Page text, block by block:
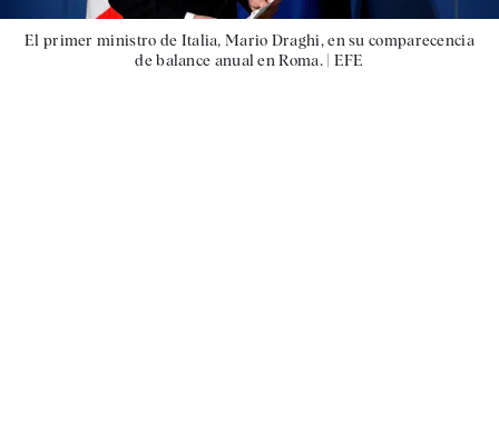
El primer ministro de Italia, Mario Draghi, en su comparecencia
de balance anual en Roma. | EFE